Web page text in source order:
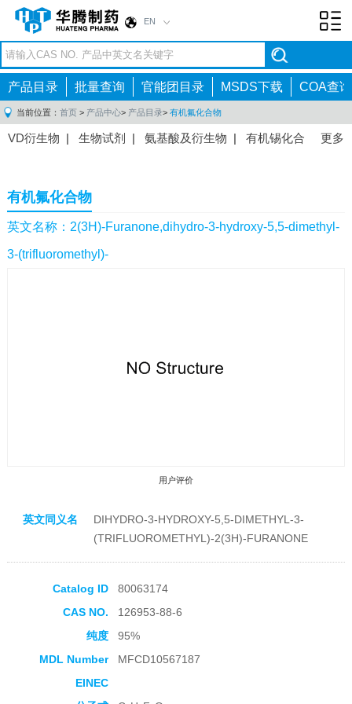
EN
产品目录 批量查询 官能团目录 MSDS下载 COA查询
当前位置： 首页 > 产品中心> 产品目录> 有机氟化合物
更多
VD衍生物 | 生物试剂 | 氨基酸及衍生物 | 有机锡化合
间体|抗高血压药物中间体
感染药物中间体|
体|抗精神病药物中间体 | 抗炎药物中间体 |
精选原料
药中间体|其他原料药中间体
有机氟化合物
英文名称：2(3H)-Furanone,dihydro-3-hydroxy-5,5-dimethyl-
3-(trifluoromethyl)-
用户评价
收藏产品
英文同义名
DIHYDRO-3-HYDROXY-5,5-DIMETHYL-3-
(TRIFLUOROMETHYL)-2(3H)-FURANONE
Catalog ID
80063174
CAS NO.
126953-88-6
纯度
95%
MDL Number
MFCD10567187
EINEC